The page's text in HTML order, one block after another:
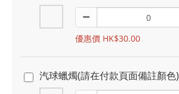
優惠價 HK$30.00
汽球蠟燭(請在付款頁面備註顏色)